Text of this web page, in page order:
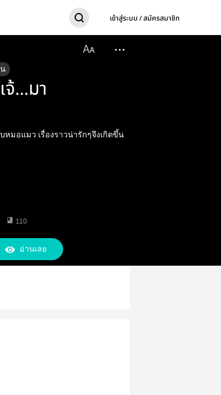
เข้าสู่ระบบ / สมัครสมาชิก
...มา
มอแมว เรื่องราวน่ารักๆจึงเกิดขึ้น
110
อ่านเลย